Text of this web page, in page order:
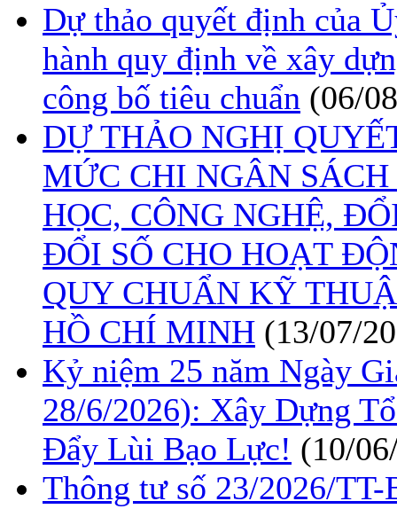
Dự thảo quyết định của
hành quy định về xây
công bố tiêu chuẩn (06/
DỰ THẢO NGHỊ
MỨC CHI NGÂN
HỌC, CÔNG NGHỆ,
ĐỔI SỐ CHO HOẠT
QUY CHUẨN KỸ
HỒ CHÍ MINH (13/07/
Kỷ niệm 25 năm Ngày
28/6/2026): Xây Dựng
Đẩy Lùi Bạo Lực! (10/
Thông tư số 23/2026/